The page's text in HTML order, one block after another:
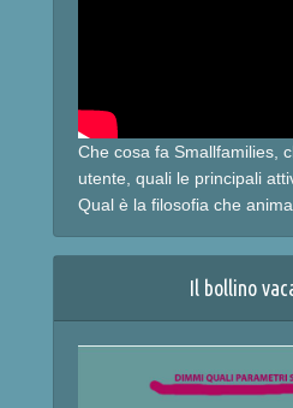
Che cosa fa Smallfamilies,
utente, quali le principali
Qual è la filosofia che
Il bollino